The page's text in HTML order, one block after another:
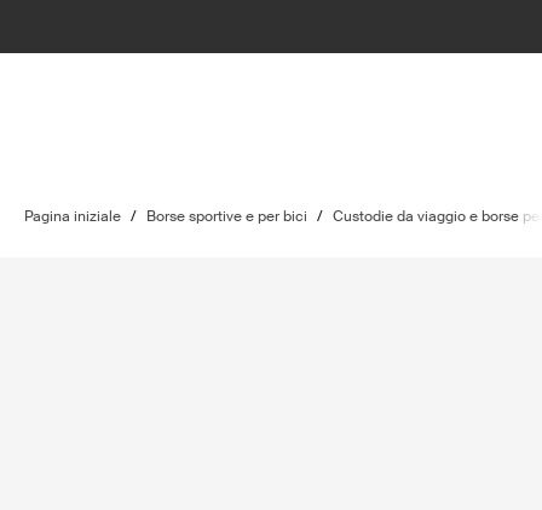
Pagina iniziale / Borse sportive e per bici / Custodie da viaggio e borse